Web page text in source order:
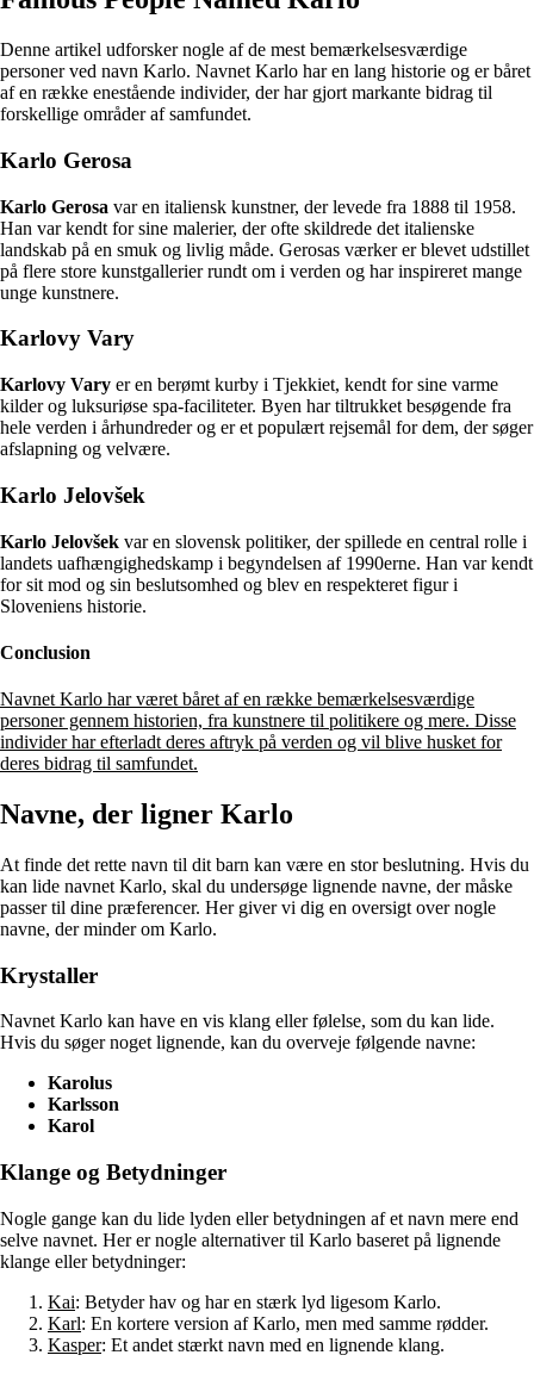
Denne artikel udforsker nogle af de mest bemærkelsesværdige
personer ved navn Karlo. Navnet Karlo har en lang historie og er båret
af en række enestående individer, der har gjort markante bidrag til
forskellige områder af samfundet.
Karlo Gerosa
Karlo Gerosa var en italiensk kunstner, der levede fra 1888 til 1958.
Han var kendt for sine malerier, der ofte skildrede det italienske
landskab på en smuk og livlig måde. Gerosas værker er blevet udstillet
på flere store kunstgallerier rundt om i verden og har inspireret mange
unge kunstnere.
Karlovy Vary
Karlovy Vary er en berømt kurby i Tjekkiet, kendt for sine varme
kilder og luksuriøse spa-faciliteter. Byen har tiltrukket besøgende fra
hele verden i århundreder og er et populært rejsemål for dem, der søger
afslapning og velvære.
Karlo Jelovšek
Karlo Jelovšek var en slovensk politiker, der spillede en central rolle i
landets uafhængighedskamp i begyndelsen af 1990erne. Han var kendt
for sit mod og sin beslutsomhed og blev en respekteret figur i
Sloveniens historie.
Conclusion
Navnet Karlo har været båret af en række bemærkelsesværdige
personer gennem historien, fra kunstnere til politikere og mere. Disse
individer har efterladt deres aftryk på verden og vil blive husket for
deres bidrag til samfundet.
Navne, der ligner Karlo
At finde det rette navn til dit barn kan være en stor beslutning. Hvis du
kan lide navnet Karlo, skal du undersøge lignende navne, der måske
passer til dine præferencer. Her giver vi dig en oversigt over nogle
navne, der minder om Karlo.
Krystaller
Navnet Karlo kan have en vis klang eller følelse, som du kan lide.
Hvis du søger noget lignende, kan du overveje følgende navne:
Karolus
Karlsson
Karol
Klange og Betydninger
Nogle gange kan du lide lyden eller betydningen af et navn mere end
selve navnet. Her er nogle alternativer til Karlo baseret på lignende
klange eller betydninger:
Kai: Betyder hav og har en stærk lyd ligesom Karlo.
Karl: En kortere version af Karlo, men med samme rødder.
Kasper: Et andet stærkt navn med en lignende klang.